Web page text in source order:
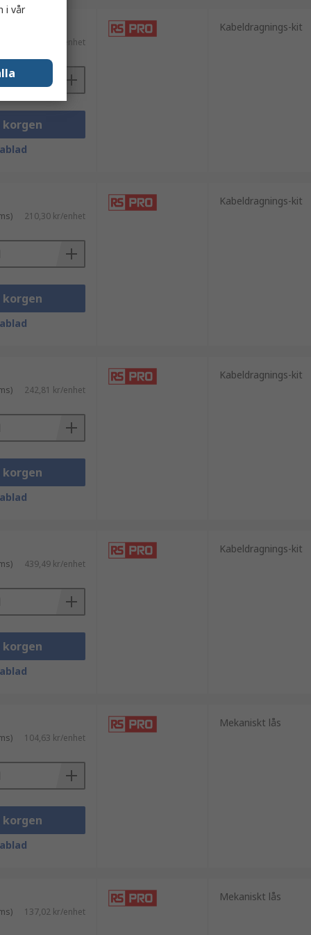
145,64 kr/enhet
korgen
Kabeldragnings-kit
210,30 kr/enhet
korgen
Kabeldragnings-kit
242,81 kr/enhet
korgen
Kabeldragnings-kit
439,49 kr/enhet
korgen
Kabeldragnings-kit
104,63 kr/enhet
korgen
Mekaniskt lås
137,02 kr/enhet
Mekaniskt lås
i vår